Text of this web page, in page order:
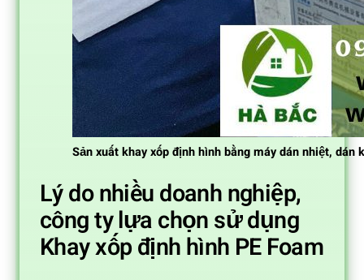
Sản xuất khay xốp định hình bằng máy dán nhiệt, dán
Lý do nhiều doanh nghiệp,
công ty lựa chọn sử dụng
Khay xốp định hình PE Foam